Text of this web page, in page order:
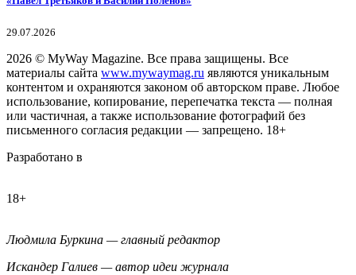
29.07.2026
2026 © MyWay Magazine. Все права защищены. Все
материалы сайта www.mywaymag.ru являются уникальным
контентом и охраняются законом об авторском праве. Любое
использование, копирование, перепечатка текста — полная
или частичная, а также использование фотографий без
письменного согласия редакции — запрещено. 18+
Разработано в
18+
Людмила Буркина — главный редактор
Искандер Галиев — автор идеи журнала